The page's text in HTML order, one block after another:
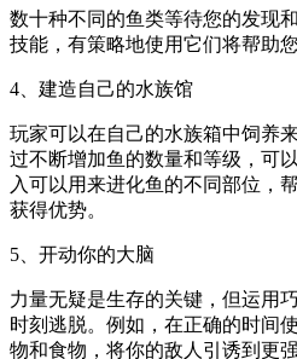
数十种不同的鱼类等待您的发现
技能，有策略地使用它们将帮助
4、建造自己的水族馆
玩家可以在自己的水族箱中饲养
过不断增加鱼的数量和等级，可
入可以用来进化鱼的不同部位，
获得优势。
5、开动你的大脑
力量无疑是生存的关键，但运用
时刻逃脱。例如，在正确的时间
物和食物，将你的敌人引诱到更